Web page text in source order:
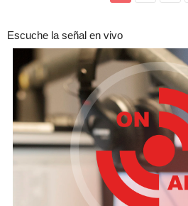
Escuche la señal en vivo